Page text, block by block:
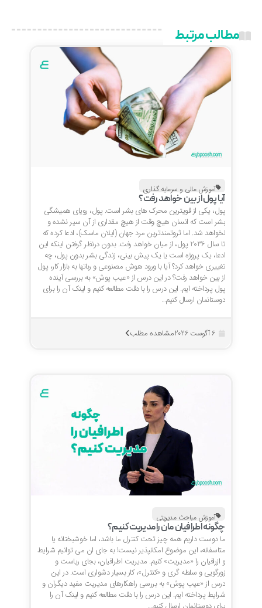
مطالب مرتبط
آموزش مالی و سرمایه گذاری
آیا پول از بین خواهد رفت؟
پول، یکی از قویترین محرک های بشر است. پول، رویای همیشگی
بشر است که انسان هیچ وقت از هیچ مقداری از آن سیر نشده و
نخواهد شد. اما ثروتمندترین مرد جهان (ایلان ماسک)، ادعا کرده که
تا سال 2036 پول، از میان خواهد رفت. بدون درنظر گرفتن اینکه این
ادعا، یک پروژه است یا یک پیش بینی، زندگی بشر بدون پول، چه
تغییری خواهد کرد؟ آیا با ورود هوش مصنوعی و رباتها به بازار کار، پول
از بین خواهد رفت؟ در این درس از «عیب پوش» به بررسی آینده
پول پرداخته ایم. این درس را با دقت مطالعه کنیم و لینک آن را برای
دوستانمان ارسال کنیم…
مشاهده مطلب
آموزش مباحث مدیریتی
چگونه اطرافیان مان را مدیریت کنیم؟
ما دوست داریم همه چیز تحت کنترل ما باشد، اما خوشبختانه یا
متاسفانه، این موضوع امکانپذیر نیست! به جای ان می توانیم شرایط
و ازرافیان را «مدیریت» کنیم. مدیریت اطرافیان، بجای ریاست و
زورگویی و سلطه گری و «کنترل»، کار بسیار دشواری است. در این
درس از «عیب پوش» به بررسی راهکارهای مدیریت مفید دیگران و
شرایط پرداخته ایم. این درس را با دقت مطالعه کنیم و لینک آن را